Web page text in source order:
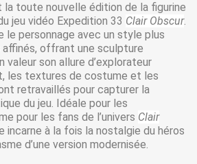
la toute nouvelle édition de la figurine
jeu vidéo Expedition 33 Clair Obscur.
le personnage avec un style plus
offrant une sculpture
valeur son allure d’explorateur
les textures de costume et les
retravaillés pour capturer la
du jeu. Idéale pour les
pour les fans de l’univers Clair
incarne à la fois la nostalgie du héros
d’une version modernisée.